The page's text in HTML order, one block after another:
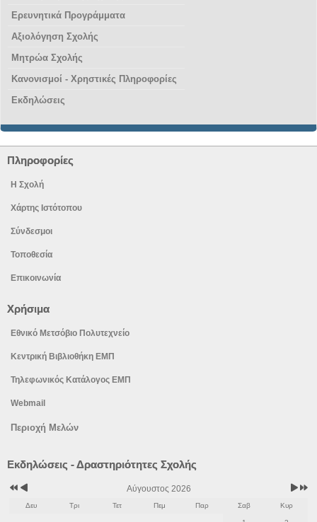
Ερευνητικά Προγράμματα
Αξιολόγηση Σχολής
Μητρώα Σχολής
Κανονισμοί - Χρηστικές Πληροφορίες
Εκδηλώσεις
Πληροφορίες
Η Σχολή
Χάρτης Ιστότοπου
Σύνδεσμοι
Τοποθεσία
Επικοινωνία
Χρήσιμα
Εθνικό Μετσόβιο Πολυτεχνείο
Κεντρική Βιβλιοθήκη ΕΜΠ
Τηλεφωνικός Κατάλογος ΕΜΠ
Webmail
Περιοχή Μελών
Εκδηλώσεις - Δραστηριότητες Σχολής
Προηγούμενος
μήνας
Αύγουστος 2026
Δευ Τρι Τετ Πεμ Παρ Σαβ Κυρ